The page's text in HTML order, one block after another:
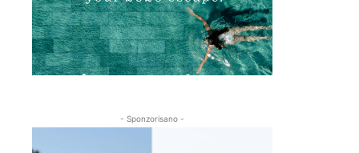
- Sponzorisano -